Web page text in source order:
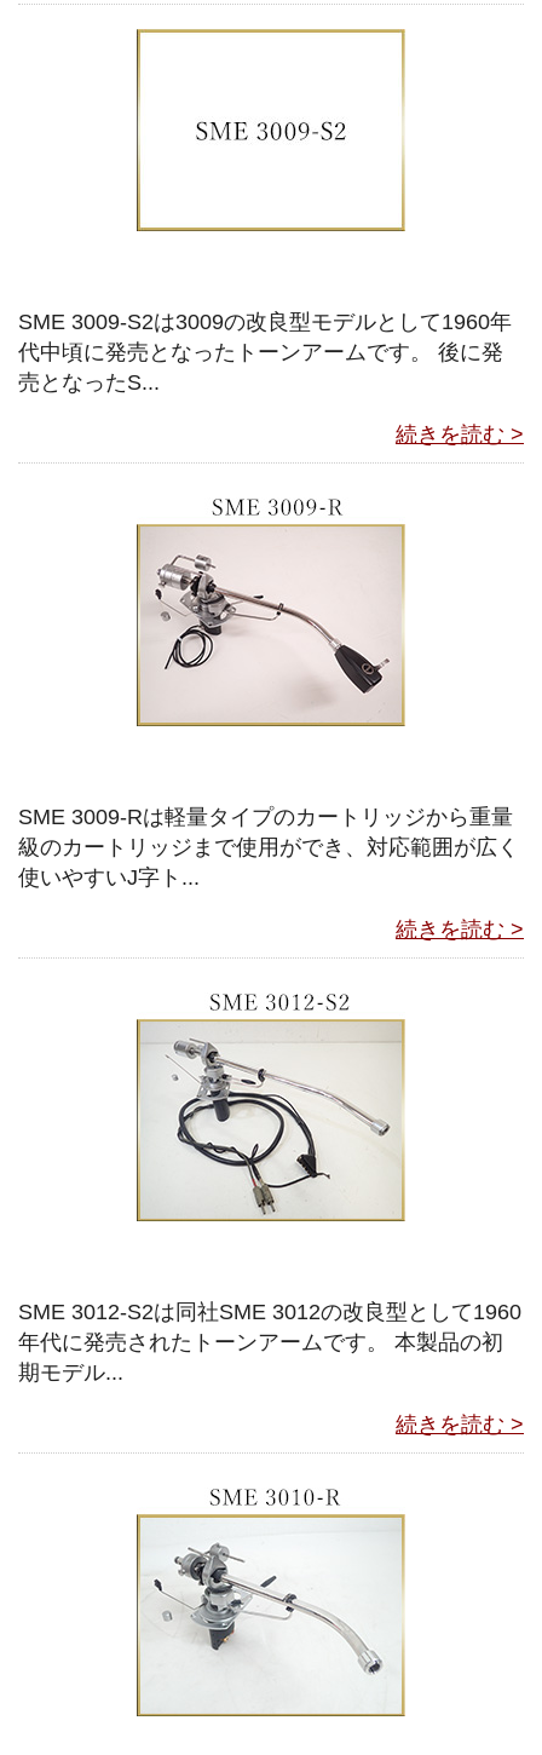
SME 3009-S2は3009の改良型モデルとして1960年
代中頃に発売となったトーンアームです。 後に発
売となったS...
続きを読む >
SME 3009-Rは軽量タイプのカートリッジから重量
級のカートリッジまで使用ができ、対応範囲が広く
使いやすいJ字ト...
続きを読む >
SME 3012-S2は同社SME 3012の改良型として1960
年代に発売されたトーンアームです。 本製品の初
期モデル...
続きを読む >